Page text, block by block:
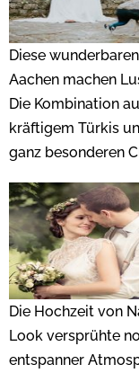
Diese
Aachen machen
Die Kombination
kräftigem Türkis
ganz besonderen
Die Hochzeit von
Look versprühte
entspanner